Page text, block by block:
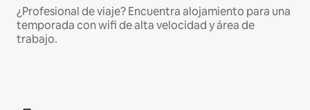
¿Profesional de viaje? Encuentra alojamiento para una
temporada con wifi de alta velocidad y área de
trabajo.